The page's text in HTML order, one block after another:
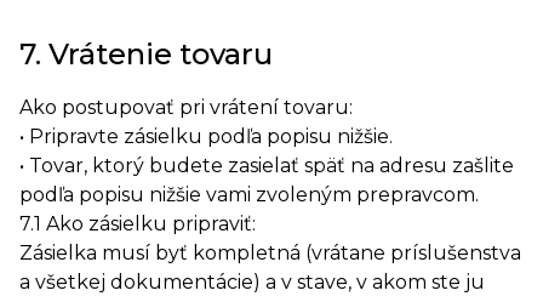
7. Vrátenie tovaru
Ako postupovať pri vrátení tovaru:
• Pripravte zásielku podľa popisu nižšie.
• Tovar, ktorý budete zasielať späť na adresu zašlite
podľa popisu nižšie vami zvoleným prepravcom.
7.1 Ako zásielku pripraviť:
Zásielka musí byť kompletná (vrátane príslušenstva
a všetkej dokumentácie) a v stave, v akom ste ju